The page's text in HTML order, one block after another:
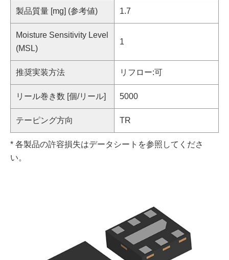
製品質量 [mg] (参考値) 1.7
Moisture Sensitivity Level
(MSL)
1
推奨実装方法 リフロー:可
リール巻き数 [個/リール] 5000
テーピング方向 TR
* 各製品の許容損失はデータシートを参照してくださ
い。